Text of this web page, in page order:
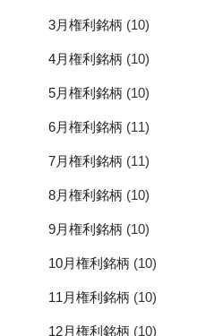
3月権利銘柄 (10)
4月権利銘柄 (10)
5月権利銘柄 (10)
6月権利銘柄 (11)
7月権利銘柄 (11)
8月権利銘柄 (10)
9月権利銘柄 (10)
10月権利銘柄 (10)
11月権利銘柄 (10)
12月権利銘柄 (10)